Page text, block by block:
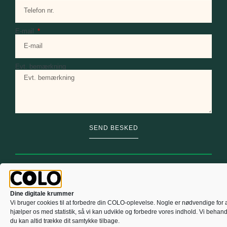
Dine digitale krummer
Vi bruger cookies til at forbedre din COLO-oplevelse. Nogle er nødvendige for
hjælper os med statistik, så vi kan udvikle og forbedre vores indhold. Vi
du kan altid trække dit samtykke tilbage.
E-mail
Evt. bemærkning
SEND BESKED